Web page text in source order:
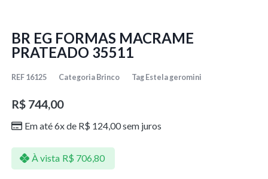
BR EG FORMAS MACRAME
PRATEADO 35511
REF 16125 Categoria Brinco Tag Estela geromini
R$744,00
Em até 6x de R$ 124,00sem juros
À vista R$ 706,80